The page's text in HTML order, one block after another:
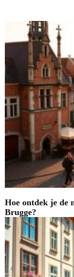
Hoe ontdek je de
Brugge?